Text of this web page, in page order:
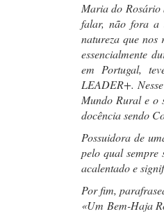
Maria do Rosário
falar, não fora a
natureza que nos
essencialmente
em Portugal,
LEADER+.
Mundo Rural e o
docência sendo
Possuidora de
pelo qual sempre
acalentado e
Por fim,
«Um Bem-Haja